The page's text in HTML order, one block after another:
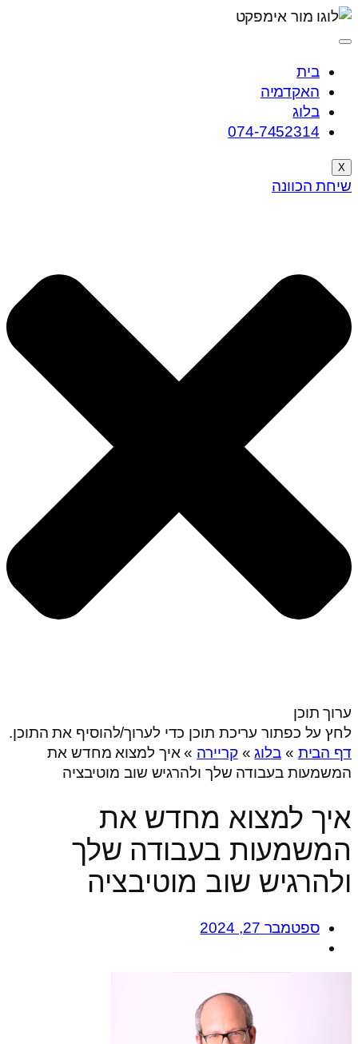
בית
האקדמיה
בלוג
074-7452314
X
שיחת הכוונה
ערוך תוכן
לחץ על כפתור עריכת תוכן כדי לערוך/להוסיף את התוכן.
דף הבית »בלוג»קריירה »איך למצוא מחדש את
המשמעות בעבודה שלך ולהרגיש שוב מוטיבציה
איך למצוא מחדש את
המשמעות בעבודה שלך
ולהרגיש שוב מוטיבציה
ספטמבר 27, 2024